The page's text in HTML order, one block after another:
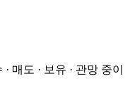
· 매도 · 보유 · 관망 중이